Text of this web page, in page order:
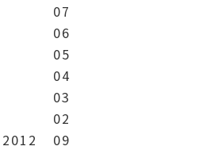
07
06
05
04
03
02
2012
09